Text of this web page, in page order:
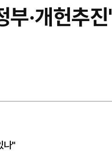
부·개헌추
나"